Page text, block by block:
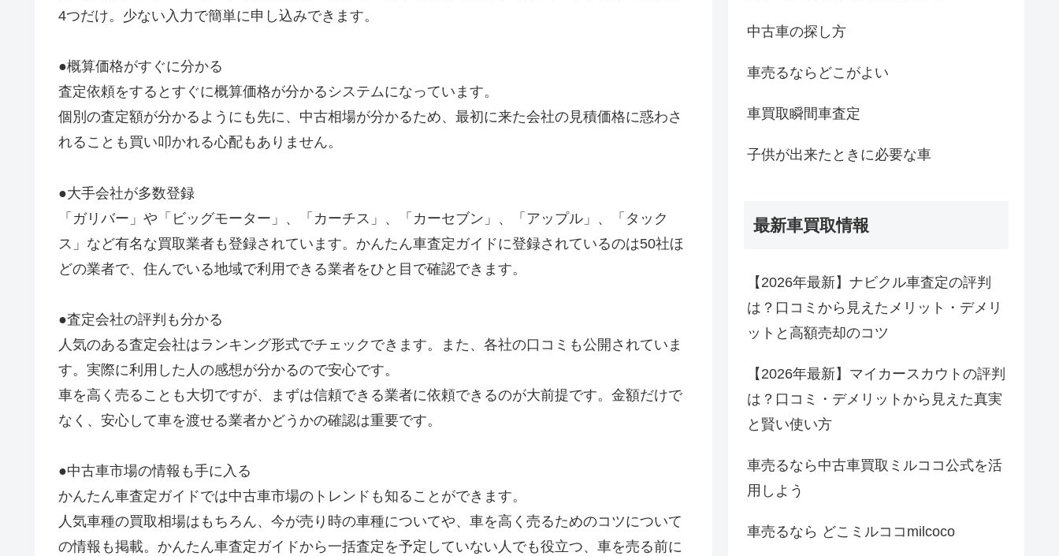
4つだけ。少ない入力で簡単に申し込みできます。
●概算価格がすぐに分かる
査定依頼をするとすぐに概算価格が分かるシステムになっています。
個別の査定額が分かるようにも先に、中古相場が分かるため、最初に来た会社の見積価格に惑わさ
れることも買い叩かれる心配もありません。
●大手会社が多数登録
「ガリバー」や「ビッグモーター」、「カーチス」、「カーセブン」、「アップル」、「タック
ス」など有名な買取業者も登録されています。かんたん車査定ガイドに登録されているのは50社ほ
どの業者で、住んでいる地域で利用できる業者をひと目で確認できます。
●査定会社の評判も分かる
人気のある査定会社はランキング形式でチェックできます。また、各社の口コミも公開されていま
す。実際に利用した人の感想が分かるので安心です。
車を高く売ることも大切ですが、まずは信頼できる業者に依頼できるのが大前提です。金額だけで
なく、安心して車を渡せる業者かどうかの確認は重要です。
●中古車市場の情報も手に入る
かんたん車査定ガイドでは中古車市場のトレンドも知ることができます。
人気車種の買取相場はもちろん、今が売り時の車種についてや、車を高く売るためのコツについて
の情報も掲載。かんたん車査定ガイドから一括査定を予定していない人でも役立つ、車を売る前に
中古車の探し方
車売るならどこがよい
車買取瞬間車査定
子供が出来たときに必要な車
最新車買取情報
【2026年最新】ナビクル車査定の評判
は？口コミから見えたメリット・デメリ
ットと高額売却のコツ
【2026年最新】マイカースカウトの評判
は？口コミ・デメリットから見えた真実
と賢い使い方
車売るなら中古車買取ミルココ公式を活
用しよう
車売るなら どこミルココmilcoco